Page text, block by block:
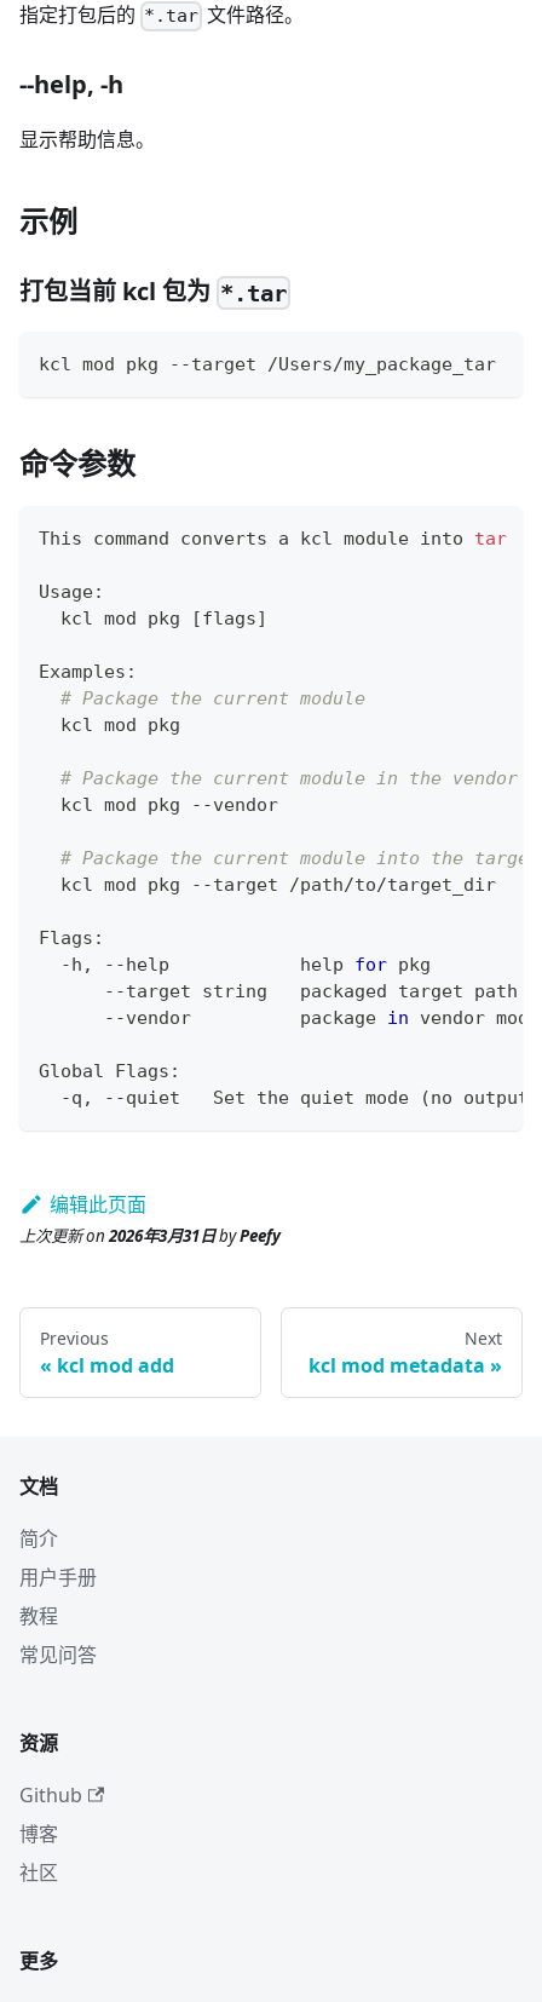
指定打包后的 *.tar 文件路径。
--help, -h
显示帮助信息。
示例
打包当前 kcl 包为 *.tar
kcl mod pkg --target /Users/my_package_tar
命令参数
This command converts a kcl module into tar
Usage:
  kcl mod pkg
[flags]
Examples:
# Package the current module
  kcl mod pkg
# Package the current module in the vendor
  kcl mod pkg --vendor
# Package the current module into the
  kcl mod pkg --target /path/to/target_dir
Flags:
  -h, --help
help for pkg
      --target string   packaged target path
      --vendor          package
in vendor
Global Flags:
  -q, --quiet   Set the quiet mode
(no output
编辑此页面
上次更新on2026年3月31日byPeefy
Previous
kcl mod add
Next
kcl mod metadata
文档
简介
用户手册
教程
常见问答
资源
Github
博客
社区
更多